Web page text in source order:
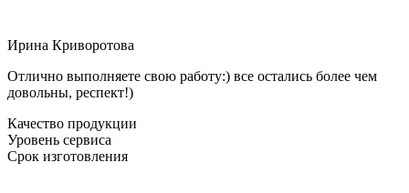
Ирина Криворотова
Отлично выполняете свою работу:) все остались более чем
довольны, респект!)
Качество продукции
Уровень сервиса
Срок изготовления